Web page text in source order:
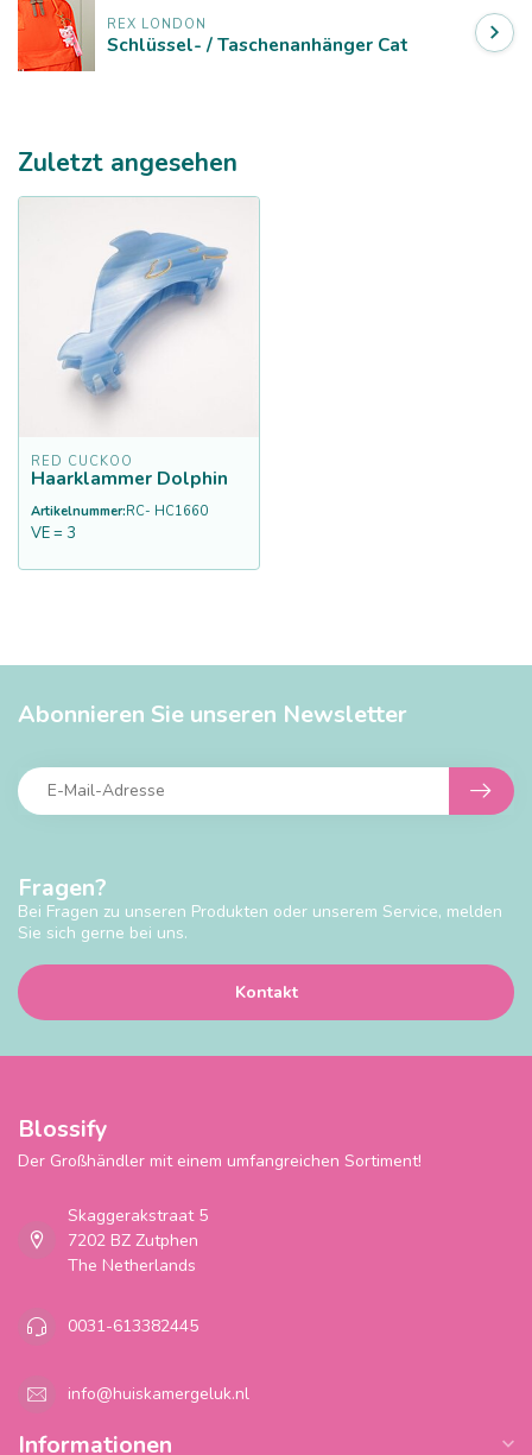
REX LONDON
Schlüssel- / Taschenanhänger Cat
Zuletzt angesehen
RED CUCKOO
Haarklammer Dolphin
Artikelnummer:RC- HC1660
VE = 3
Fragen?
Bei Fragen zu unseren Produkten oder unserem Service, melden
Sie sich gerne bei uns.
Kontakt
Abonnieren Sie unseren Newsletter
Blossify
Der Großhändler mit einem umfangreichen Sortiment!
Skaggerakstraat 5
7202 BZ Zutphen
The Netherlands
0031-613382445
info@huiskamergeluk.nl
Informationen